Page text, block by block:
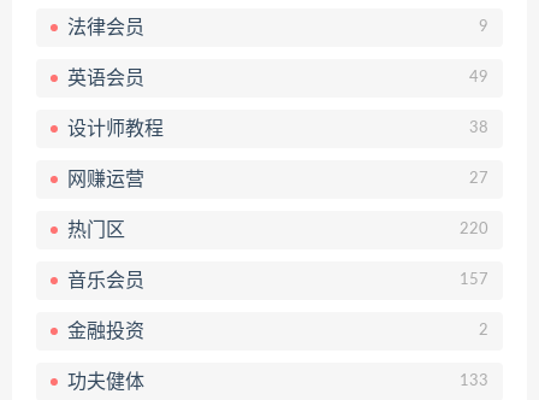
法律会员 9
英语会员 49
设计师教程 38
网赚运营 27
热门区 220
音乐会员 157
金融投资 2
功夫健体 133